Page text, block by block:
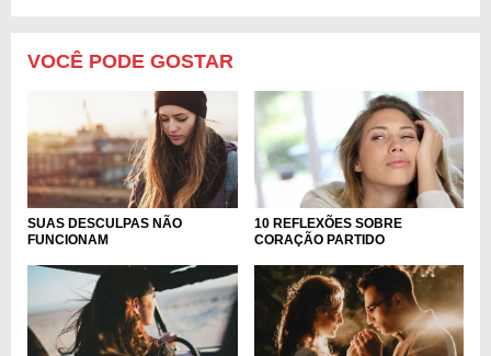
VOCÊ PODE GOSTAR
SUAS DESCULPAS NÃO
FUNCIONAM
10 REFLEXÕES SOBRE
CORAÇÃO PARTIDO